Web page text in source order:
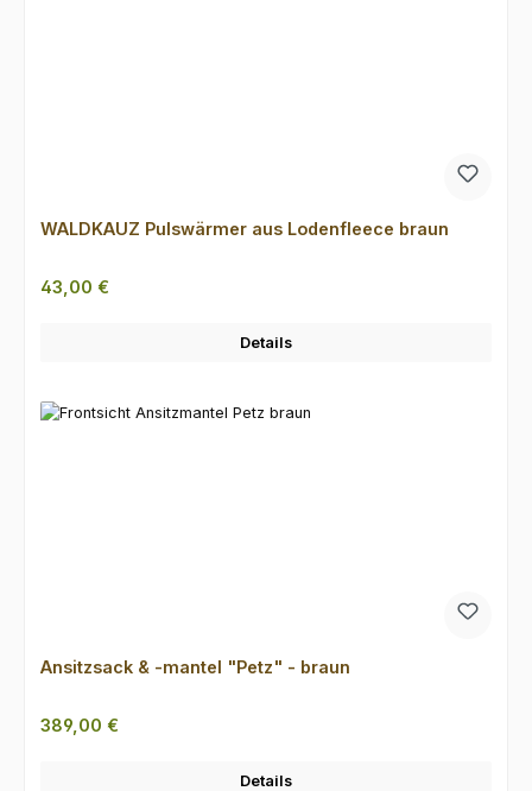
WALDKAUZ Pulswärmer aus Lodenfleece braun
Regulärer Preis:
43,00 €
Details
Ansitzsack & -mantel "Petz" - braun
Regulärer Preis:
389,00 €
Details